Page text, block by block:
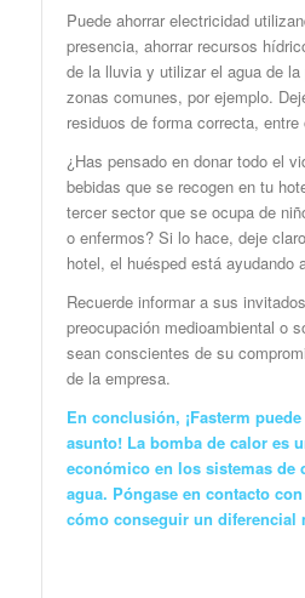
Puede ahorrar electricidad
presencia, ahorrar recursos
de la lluvia y utilizar el agua de
zonas comunes, por ejemplo.
residuos de forma correcta, entre
¿Has pensado en donar todo el
bebidas que se recogen en tu
tercer sector que se ocupa de
o enfermos? Si lo hace, deje
hotel, el huésped está ayudando
Recuerde informar a sus
preocupación medioambiental o
sean conscientes de su
de la empresa.
En conclusión, ¡Fasterm
asunto! La bomba de calor es
económico en los sistemas de
agua. Póngase en contacto
cómo conseguir un diferencial